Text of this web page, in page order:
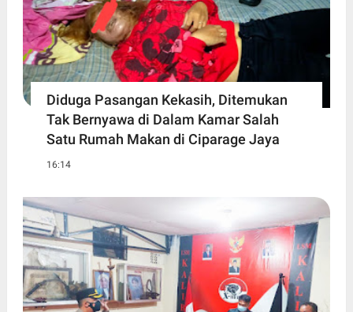
Diduga Pasangan Kekasih, Ditemukan
Tak Bernyawa di Dalam Kamar Salah
Satu Rumah Makan di Ciparage Jaya
16:14